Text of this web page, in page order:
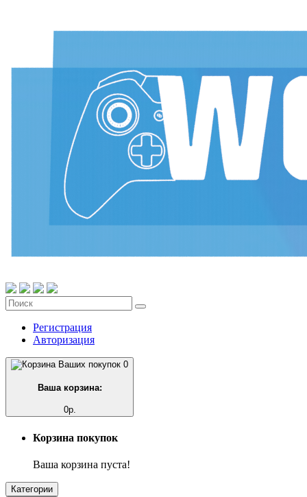
Регистрация
Авторизация
0
Ваша корзина:
0р.
Корзина покупок
Ваша корзина пуста!
Категории